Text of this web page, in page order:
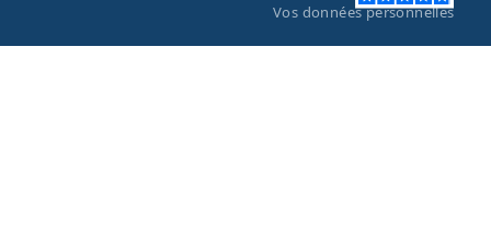
Vos données personnelles